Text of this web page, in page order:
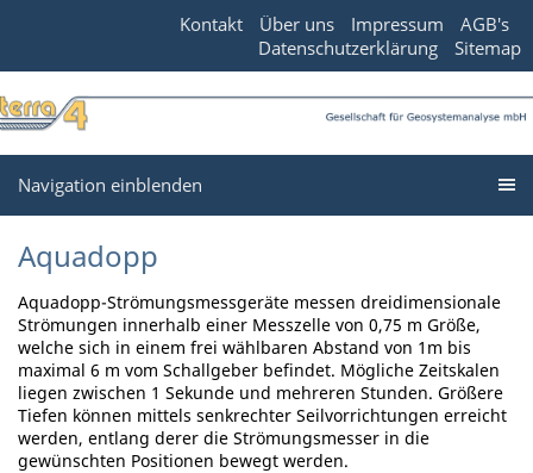
Kontakt Über uns Impressum
AGB's
Datenschutzerklärung
Sitemap
Navigation einblenden
Aquadopp
Aquadopp-Strömungsmessgeräte messen dreidimensionale
Strömungen innerhalb einer Messzelle von 0,75 m Größe,
welche sich in einem frei wählbaren Abstand von 1m bis
maximal 6 m vom Schallgeber befindet. Mögliche Zeitskalen
liegen zwischen 1 Sekunde und mehreren Stunden. Größere
Tiefen können mittels senkrechter Seilvorrichtungen erreicht
werden, entlang derer die Strömungsmesser in die
gewünschten Positionen bewegt werden.